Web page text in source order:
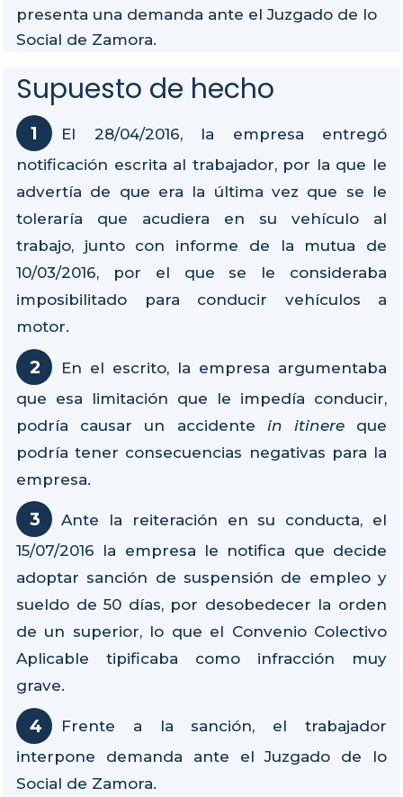
presenta una demanda ante el Juzgado de lo
Social de Zamora.
Supuesto de hecho
El 28/04/2016, la empresa entregó
notificación escrita al trabajador, por la que le
advertía de que era la última vez que se le
toleraría que acudiera en su vehículo al
trabajo, junto con informe de la mutua de
10/03/2016, por el que se le consideraba
imposibilitado para conducir vehículos a
motor.
En el escrito, la empresa argumentaba
que esa limitación que le impedía conducir,
podría causar un accidente in itinereque
podría tener consecuencias negativas para la
empresa.
Ante la reiteración en su conducta, el
15/07/2016 la empresa le notifica que decide
adoptar sanción de suspensión de empleo y
sueldo de 50 días, por desobedecer la orden
de un superior, lo que el Convenio Colectivo
Aplicable tipificaba como infracción muy
grave.
Frente a la sanción, el trabajador
interpone demanda ante el Juzgado de lo
Social de Zamora.